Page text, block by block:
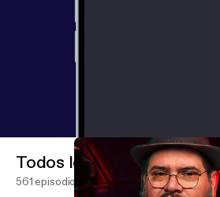
Todos los episodios
561 episodios